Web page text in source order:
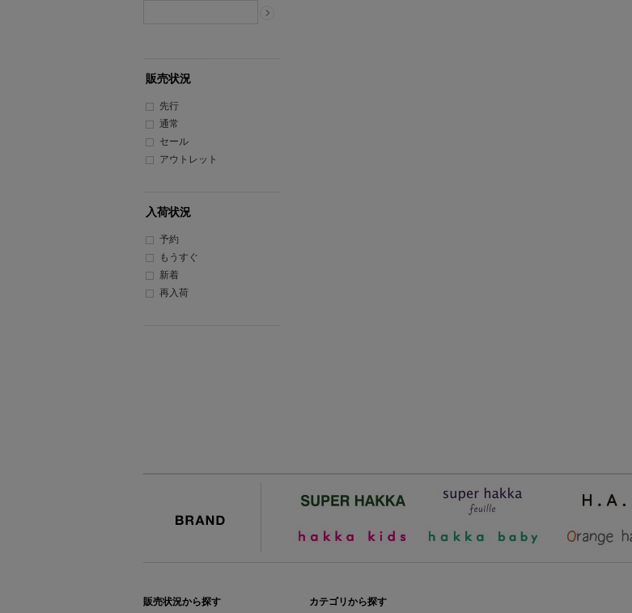
販売状況
先行
通常
セール
アウトレット
入荷状況
予約
もうすぐ
新着
再入荷
販売状況から探す カテゴリから探す